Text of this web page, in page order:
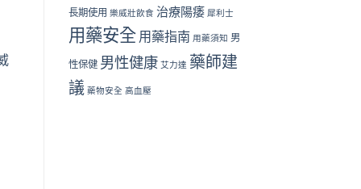
長期使用 樂威壯飲食 治療陽痿 犀利士
用藥安全 用藥指南 用藥須知 男
性保健 男性健康 艾力達 藥師建
議 藥物安全 高血壓